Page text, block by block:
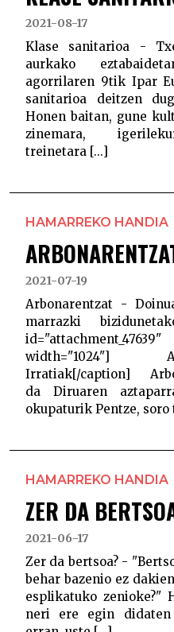
2021-08-17
Klase sanitarioa -
aurkako
agorrilaren 9tik Ipar
sanitarioa deitzen
Honen baitan, gune
zinemara,
treinetara [...]
HAMARREKO HANDIA
2021-07-19
Arbonarentzat -
marrazki
width="1024"]
Irratiak[/caption]
da Diruaren
okupaturik Pentze, soro
HAMARREKO HANDIA
ZER DA
2021-06-17
Zer da bertsoa? -
behar bazenio ez
esplikatuko zenioke?"
neri ere egin